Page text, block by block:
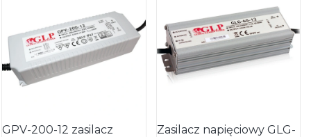
GPV-200-12 zasilacz
Zasilacz napięciowy GLG-